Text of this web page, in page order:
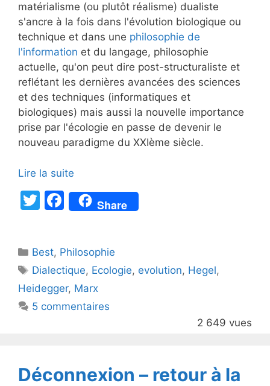
matérialisme (ou plutôt réalisme) dualiste
s'ancre à la fois dans l'évolution biologique ou
technique et dans une philosophie de
l'information et du langage, philosophie
actuelle, qu'on peut dire post-structuraliste et
reflétant les dernières avancées des sciences
et des techniques (informatiques et
biologiques) mais aussi la nouvelle importance
prise par l'écologie en passe de devenir le
nouveau paradigme du XXIème siècle.
Lire la suite
T
er
F
a
e
b
o
o
Share
Catégories
Best, Philosophie
Étiquettes
Dialectique, Ecologie, evolution, Hegel,
Heidegger, Marx
5 commentaires
2 649 vues
Déconnexion – retour à la